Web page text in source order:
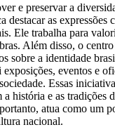
e preservar a
destacar as expressões
Ele trabalha para
Além disso, o
sobre a identidade
eventos e
Essas
a história e as tradições
atua como um
nacional.